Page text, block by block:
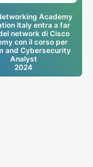
Academy
Italy entra a far
network di Cisco
con il corso per
and Cybersecurity
Analyst
2024